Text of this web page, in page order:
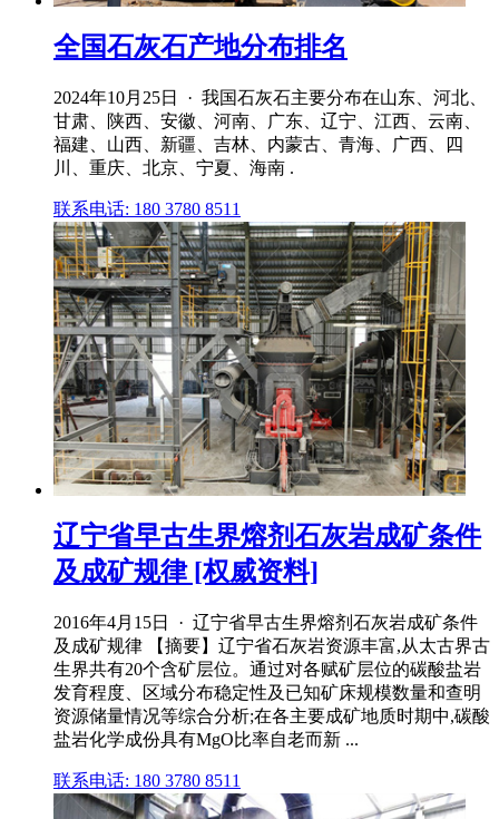
全国石灰石产地分布排名
2024年10月25日 · 我国石灰石主要分布在山东、河北、
甘肃、陕西、安徽、河南、广东、辽宁、江西、云南、
福建、山西、新疆、吉林、内蒙古、青海、广西、四
川、重庆、北京、宁夏、海南 .
联系电话: 180 3780 8511
辽宁省早古生界熔剂石灰岩成矿条件
及成矿规律 [权威资料]
2016年4月15日 · 辽宁省早古生界熔剂石灰岩成矿条件
及成矿规律 【摘要】辽宁省石灰岩资源丰富,从太古界古
生界共有20个含矿层位。通过对各赋矿层位的碳酸盐岩
发育程度、区域分布稳定性及已知矿床规模数量和查明
资源储量情况等综合分析;在各主要成矿地质时期中,碳酸
盐岩化学成份具有MgO比率自老而新 ...
联系电话: 180 3780 8511